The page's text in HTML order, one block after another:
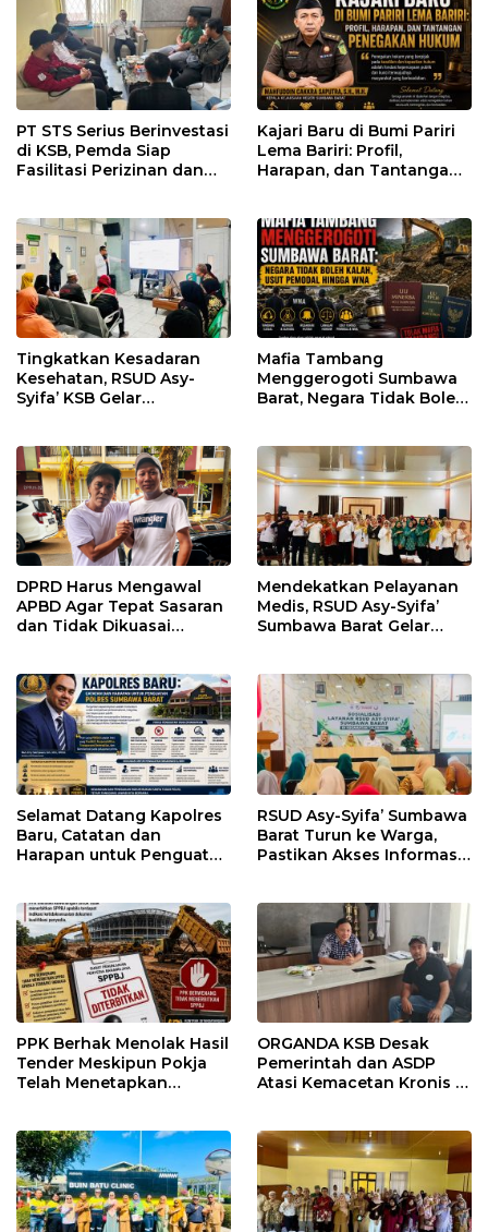
PT STS Serius Berinvestasi
di KSB, Pemda Siap
Fasilitasi Perizinan dan
Kajari Baru di Bumi Pariri
Lema Bariri: Profil,
Harapan, dan Tantangan
Tingkatkan Kesadaran
Kesehatan, RSUD Asy-
Syifa’ KSB Gelar
Mafia Tambang
Menggerogoti Sumbawa
Barat, Negara Tidak Boleh
DPRD Harus Mengawal
APBD Agar Tepat Sasaran
dan Tidak Dikuasai
Mendekatkan Pelayanan
Medis, RSUD Asy-Syifa’
Sumbawa Barat Gelar
Selamat Datang Kapolres
Baru, Catatan dan
Harapan untuk Penguatan
RSUD Asy-Syifa’ Sumbawa
Barat Turun ke Warga,
Pastikan Akses Informasi
PPK Berhak Menolak Hasil
Tender Meskipun Pokja
Telah Menetapkan
ORGANDA KSB Desak
Pemerintah dan ASDP
Atasi Kemacetan Kronis di